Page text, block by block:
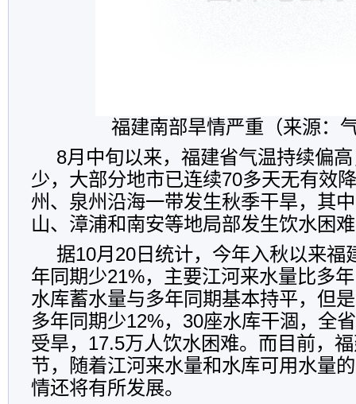
福建南部旱情严重（来源：
8月中旬以来，福建省气温持续偏
少，大部分地市已连续70多天无有效
州、泉州沿海一带发生秋季干旱，其
山、漳浦和南安等地局部发生饮水困
据10月20日统计，今年入秋以来福
年同期少21%，主要江河来水量比多
水库蓄水量与多年同期基本持平，但
多年同期少12%，30座水库干涸，全
受旱，17.5万人饮水困难。而目前，
节，随着江河来水量和水库可用水量
情还将有所发展。